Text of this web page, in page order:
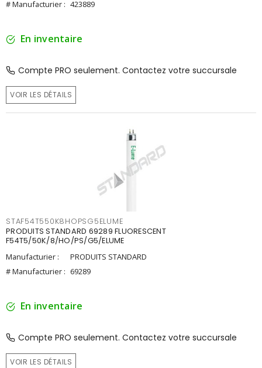
# Manufacturier : 423889
En inventaire
Compte PRO seulement. Contactez votre succursale
VOIR LES DÉTAILS
STAF54T550K8HOPSG5ELUME
PRODUITS STANDARD 69289 FLUORESCENT
F54T5/50K/8/HO/PS/G5/ELUME
Manufacturier :
PRODUITS STANDARD
# Manufacturier : 69289
En inventaire
Compte PRO seulement. Contactez votre succursale
VOIR LES DÉTAILS